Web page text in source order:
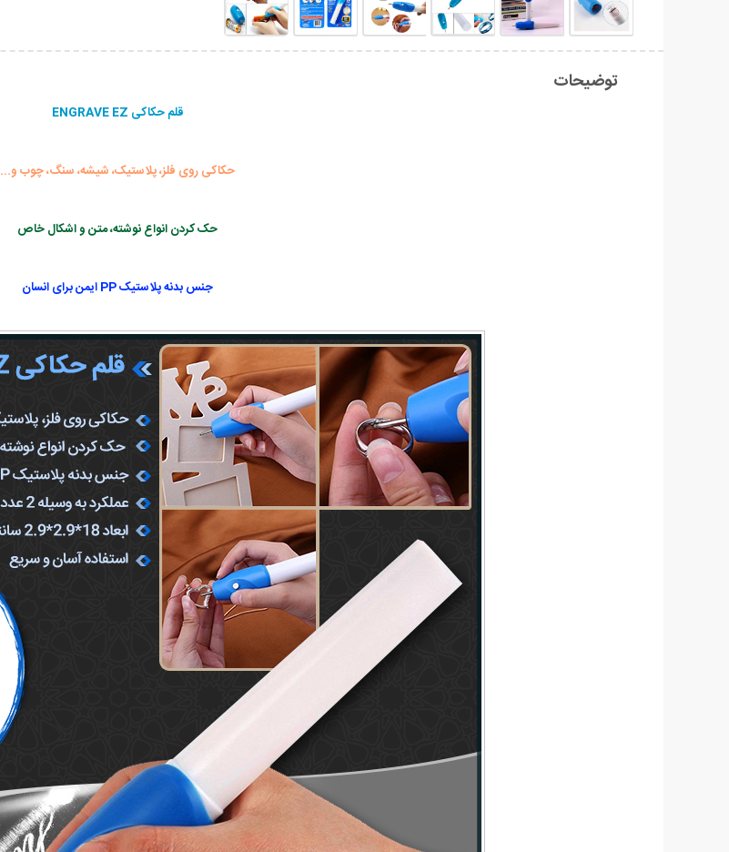
توضیحات
قلم حکاکی ENGRAVE EZ
حکاکی روی فلز، پلاستیک، شیشه، سنگ، چوب و...
حک کردن انواع نوشته، متن و اشکال خاص
جنس بدنه پلاستیک PP ایمن برای انسان